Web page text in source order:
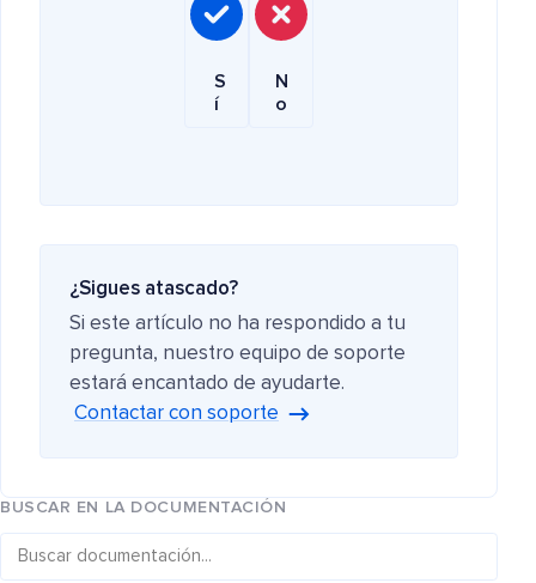
S
í
N
o
¿Sigues atascado?
Si este artículo no ha respondido a tu
pregunta, nuestro equipo de soporte
estará encantado de ayudarte.
Contactar con soporte
BUSCAR EN LA DOCUMENTACIÓN